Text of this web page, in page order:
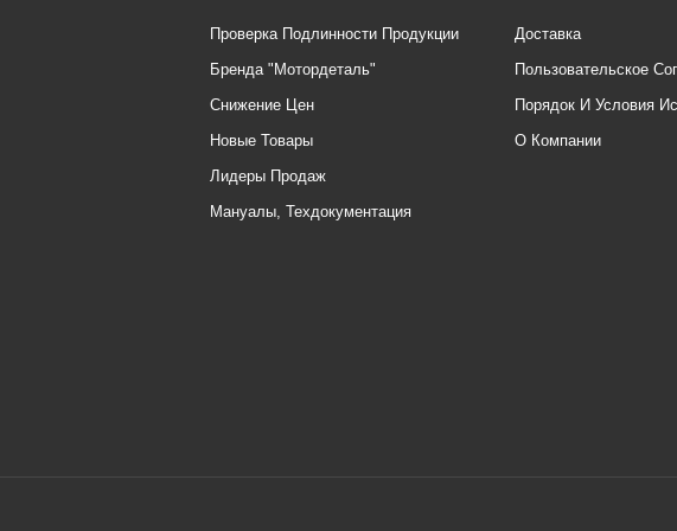
Проверка Подлинности Продукции
Бренда "Мотордеталь"
Снижение Цен
Новые Товары
Лидеры Продаж
Мануалы, Техдокументация
Доставка
Пользовательское
Порядок И Условия
О Компании